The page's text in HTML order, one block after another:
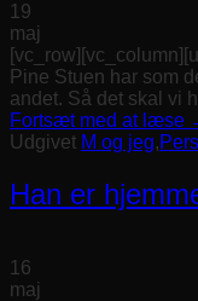
19
maj
Pine Stuen har som
andet. Så det skal vi
Fortsæt med at læse
Udgivet M og jeg,
Han er
16
maj